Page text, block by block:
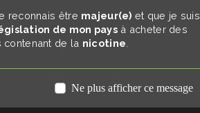
reconnais être majeur(e) et que je suis
de mon pays à acheter des
contenant de la nicotine
Ne plus afficher ce message